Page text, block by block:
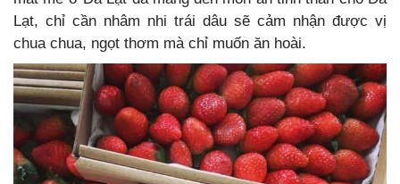
Lạt, chỉ cần nhâm nhi trái dâu sẽ cảm nhận được vị
chua chua, ngọt thơm mà chỉ muốn ăn hoài.